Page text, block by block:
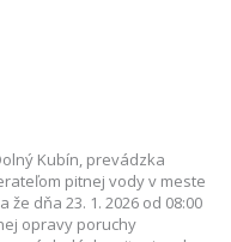
Kubín, prevádzka
pitnej vody v meste
dňa 23. 1. 2026 od 08:00
opravy poruchy